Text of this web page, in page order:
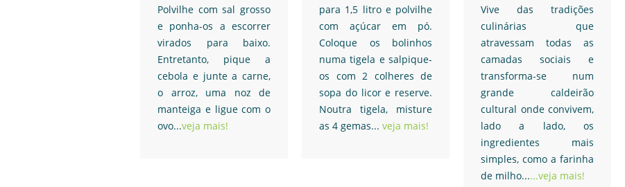
Polvilhe com sal grosso
e ponha-os a escorrer
virados para baixo.
Entretanto, pique a
cebola e junte a carne,
o arroz, uma noz de
manteiga e ligue com o
ovo...veja mais!
para 1,5 litro e polvilhe
com açúcar em pó.
Coloque os bolinhos
numa tigela e salpique-
os com 2 colheres de
sopa do licor e reserve.
Noutra tigela, misture
as 4 gemas... veja mais!
Vive das tradições
culinárias que
atravessam todas as
camadas sociais e
transforma-se num
grande caldeirão
cultural onde convivem,
lado a lado, os
ingredientes mais
simples, como a farinha
de milho......veja mais!